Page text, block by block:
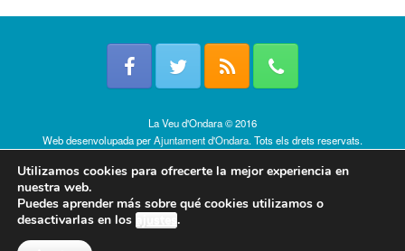
La Veu d'Ondara © 2016
Web desenvolupada perAjuntament d'Ondara. Tots els drets reservats.
Utilizamos cookies para ofrecerte la mejor experiencia en
nuestra web.
Puedes aprender más sobre qué cookies utilizamos o
desactivarlas en los ajustes.